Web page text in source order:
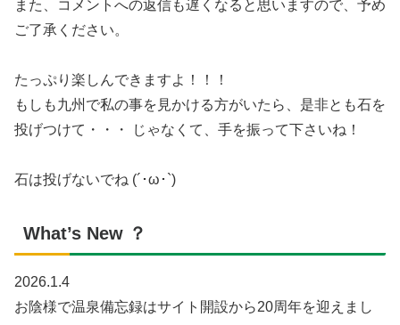
また、コメントへの返信も遅くなると思いますので、予め
ご了承ください。
たっぷり楽しんできますよ！！！
もしも九州で私の事を見かける方がいたら、是非とも石を
投げつけて・・・ じゃなくて、手を振って下さいね！
石は投げないでね (´･ω･`)
What’s New ？
2026.1.4
お陰様で温泉備忘録はサイト開設から20周年を迎えまし